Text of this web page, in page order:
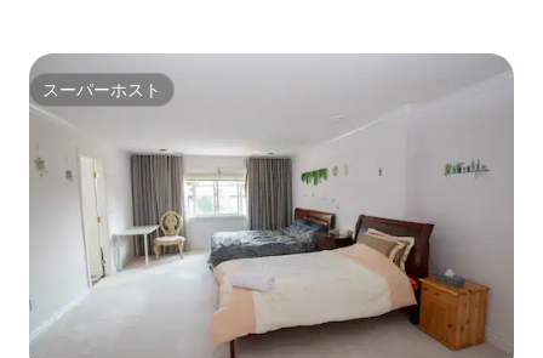
スーパーホスト
スーパーホスト